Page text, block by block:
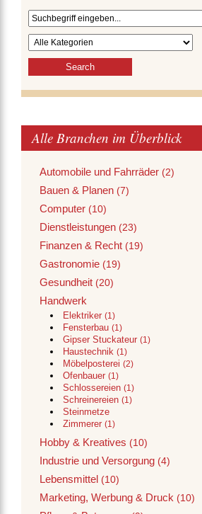
Alle Branchen im Überblick
Automobile und Fahrräder (2)
Bauen & Planen (7)
Computer (10)
Dienstleistungen (23)
Finanzen & Recht (19)
Gastronomie (19)
Gesundheit (20)
Handwerk
Elektriker(1)
Fensterbau(1)
Gipser Stuckateur(1)
Haustechnik(1)
Möbelposterei(2)
Ofenbauer(1)
Schlossereien(1)
Schreinereien(1)
Steinmetze
Zimmerer(1)
Hobby & Kreatives (10)
Industrie und Versorgung (4)
Lebensmittel (10)
Marketing, Werbung & Druck (10)